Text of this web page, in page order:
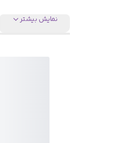
نمایش بیشتر